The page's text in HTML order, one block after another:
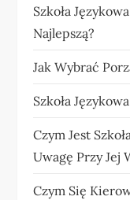
Szkoła
Najlepszą?
Jak Wybrać
Szkoła
Czym Jest
Uwagę Przy Jej
Czym Się